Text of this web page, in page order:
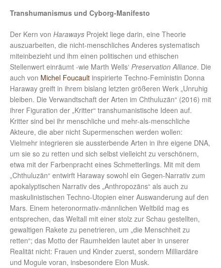
Transhumanismus und Cyborg-Manifesto
Der Kern von Haraways Projekt liege darin, eine Theorie
auszuarbeiten, die nicht-menschliches Anderes systematisch
miteinbezieht und ihm einen politischen und ethischen
Stellenwert einräumt -wie Marth Wells‘ Preservation Alliance. Die
auch von Michel Foucault inspirierte Techno-Feministin Donna
Haraway greift in ihrem bislang letzten größeren Werk „Unruhig
bleiben. Die Verwandtschaft der Arten im Chthuluzän“ (2016) mit
ihrer Figuration der „Kritter“ transhumanistische Ideen auf.
Kritter sind bei ihr menschliche und mehr-als-menschliche
Akteure, die aber nicht Supermenschen werden wollen:
Vielmehr integrieren sie aussterbende Arten in ihre eigene DNA,
um sie so zu retten und sich selbst vielleicht zu verschönern,
etwa mit der Farbenpracht eines Schmetterlings. Mit mit dem
„Chthuluzän“ entwirft Haraway sowohl ein Gegen-Narrativ zum
apokalyptischen Narrativ des „Anthropozäns“ als auch zu
maskulinistischen Techno-Utopien einer Auswanderung auf den
Mars. Einem heteronormativ-männlichen Weltbild mag es
entsprechen, das Weltall mit einer stolz zur Schau gestellten,
gewaltigen Rakete zu penetrieren, um „die Menschheit zu
retten“; das Motto der Raumhelden lautet aber in unserer
Realität nicht: Frauen und Kinder zuerst, sondern Milliardäre
und Mogule voran, insbesondere Elon Musk.